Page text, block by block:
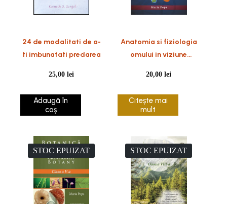
24 de modalitati de a-
ti imbunatati predarea
25,00lei
Adaugă în
coș
Anatomia si fiziologia
omului in viziune
Clasa a-Vll-a
20,00lei
Citește mai
mult
STOC EPUIZAT STOC EPUIZAT